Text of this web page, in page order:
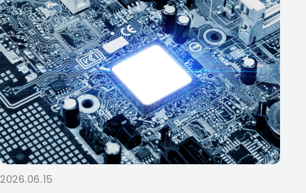
2026.06.15